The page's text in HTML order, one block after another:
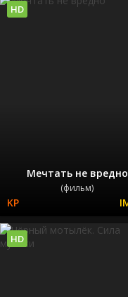
Мечтать не вредно
(фильм)
HD
HD